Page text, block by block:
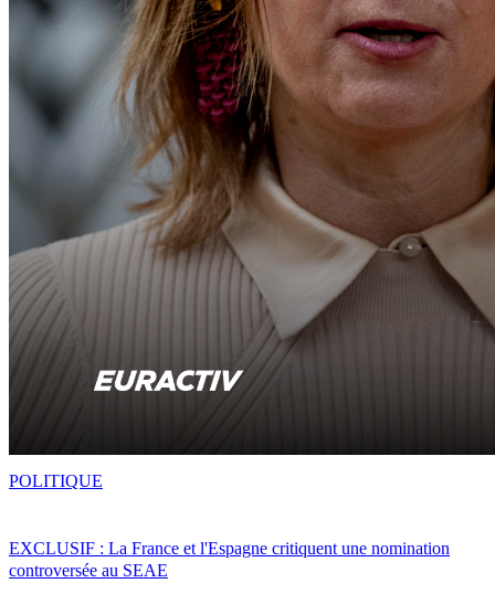
EXCLUSIF : La France et l'Espagne critiquent une nomination
controversée au SEAE
POLITIQUE